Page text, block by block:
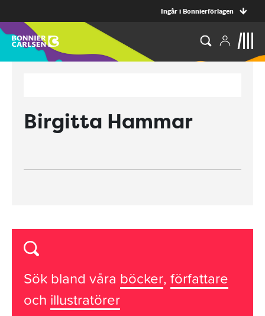
Ingår i Bonnierförlagen
Birgitta Hammar
Sök bland våra böcker, författare
och illustratörer